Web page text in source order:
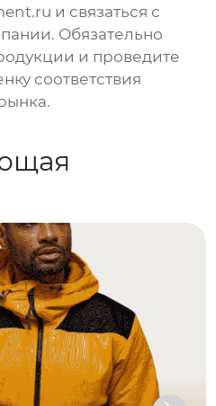
и связаться с
Обязательно
и проведите
соответствия